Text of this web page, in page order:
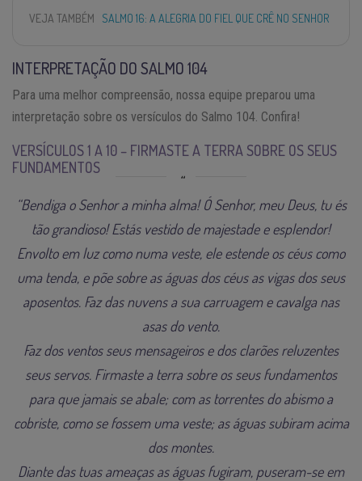
VEJA TAMBÉM SALMO 16: A ALEGRIA DO FIEL QUE CRÊ NO SENHOR
INTERPRETAÇÃO DO SALMO 104
Para uma melhor compreensão, nossa equipe preparou uma
interpretação sobre os versículos do Salmo 104. Confira!
VERSÍCULOS 1 A 10 – FIRMASTE A TERRA SOBRE OS SEUS
FUNDAMENTOS
“Bendiga o Senhor a minha alma! Ó Senhor, meu Deus, tu és
tão grandioso! Estás vestido de majestade e esplendor!
Envolto em luz como numa veste, ele estende os céus como
uma tenda, e põe sobre as águas dos céus as vigas dos seus
aposentos. Faz das nuvens a sua carruagem e cavalga nas
asas do vento.
Faz dos ventos seus mensageiros e dos clarões reluzentes
seus servos. Firmaste a terra sobre os seus fundamentos
para que jamais se abale; com as torrentes do abismo a
cobriste, como se fossem uma veste; as águas subiram acima
dos montes.
Diante das tuas ameaças as águas fugiram, puseram-se em